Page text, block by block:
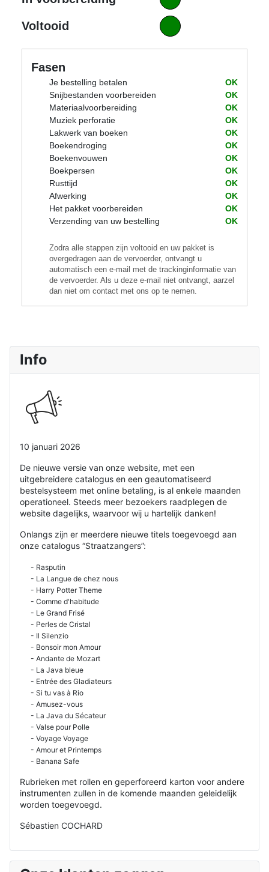
Info
10 januari 2026
De nieuwe versie van onze website, met een
uitgebreidere catalogus en een geautomatiseerd
bestelsysteem met online betaling, is al enkele maanden
operationeel. Steeds meer bezoekers raadplegen de
website dagelijks, waarvoor wij u hartelijk danken!
Onlangs zijn er meerdere nieuwe titels toegevoegd aan
onze catalogus “Straatzangers”:
- Rasputin
- La Langue de chez nous
- Harry Potter Theme
- Comme d'habitude
- Le Grand Frisé
- Perles de Cristal
- Il Silenzio
- Bonsoir mon Amour
- Andante de Mozart
- La Java bleue
- Entrée des Gladiateurs
- Si tu vas à Rio
- Amusez-vous
- La Java du Sécateur
- Valse pour Polle
- Voyage Voyage
- Amour et Printemps
- Banana Safe
Rubrieken met rollen en geperforeerd karton voor andere
instrumenten zullen in de komende maanden geleidelijk
worden toegevoegd.
Sébastien COCHARD
Voltooid
Fasen
Je bestelling betalen
OK
Snijbestanden voorbereiden
OK
Materiaalvoorbereiding
OK
Muziek perforatie
OK
Lakwerk van boeken
OK
Boekendroging
OK
Boekenvouwen
OK
Boekpersen
OK
Rusttijd
OK
Afwerking
OK
Het pakket voorbereiden
OK
Verzending van uw bestelling
OK
Zodra alle stappen zijn voltooid en uw pakket is
overgedragen aan de vervoerder, ontvangt u
automatisch een e-mail met de trackinginformatie van
de vervoerder. Als u deze e-mail niet ontvangt, aarzel
dan niet om contact met ons op te nemen.